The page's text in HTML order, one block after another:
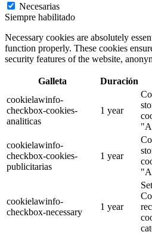
Necesarias
Siempre habilitado
Necessary cookies are absolutely
function properly. These cookies
security features of the website,
Galleta Duración
cookielawinfo-
checkbox-cookies-
analiticas
1 year
cookielawinfo-
checkbox-cookies-
publicitarias
1 year
cookielawinfo-
checkbox-necessary
1 year